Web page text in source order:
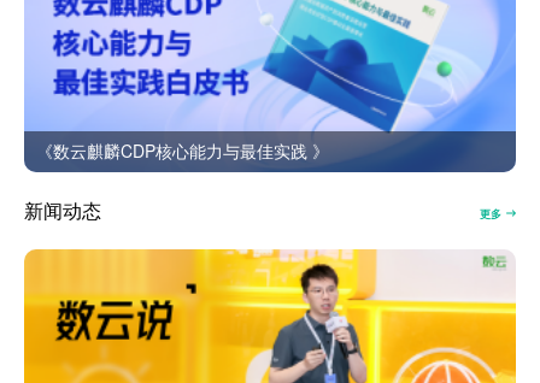
《数云麒麟CDP核心能力与最佳实践 》
新闻动态 更多